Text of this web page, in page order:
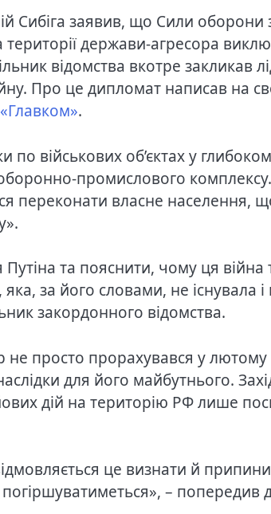
Сибіга заявив, що Сили оборони
території держави-агресора
відомства вкотре закликав
Про це дипломат написав на
«Главком».
по військових об’єктах у
промислового
переконати власне населення,
та пояснити, чому ця
за його словами, не існувала
закордонного відомства.
не просто прорахувався у
для його майбутнього.
дій на територію РФ лише
це визнати й
– попередив